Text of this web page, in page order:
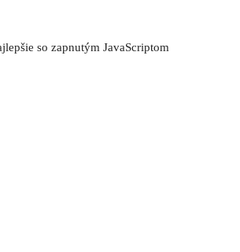
so zapnutým JavaScriptom